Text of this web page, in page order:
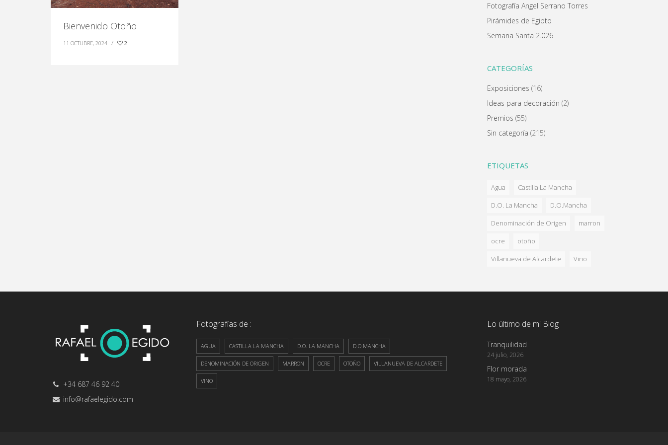
Bienvenido Otoño
11 OCTUBRE, 2024 / 2
Fotografía Angel Serrano Torres
Pirámides de Egipto
Semana Santa 2.026
CATEGORÍAS
Exposiciones (16)
Ideas para decoración (2)
Premios (55)
Sin categoría (215)
ETIQUETAS
Agua
Castilla La Mancha
D.O. La Mancha
D.O.Mancha
Denominación de Origen
marron
ocre
otoño
Villanueva de Alcardete
Vino
+34 687 46 92 40
info@rafaelegido.com
Fotografías de :
AGUA CASTILLA LA MANCHA D.O. LA MANCHA D.O.MANCHA
DENOMINACIÓN DE ORIGEN MARRON OCRE OTOÑO VILLANUEVA DE ALCARDETE
VINO
Lo último de mi Blog
Tranquilidad
24 julio, 2026
Flor morada
18 mayo, 2026